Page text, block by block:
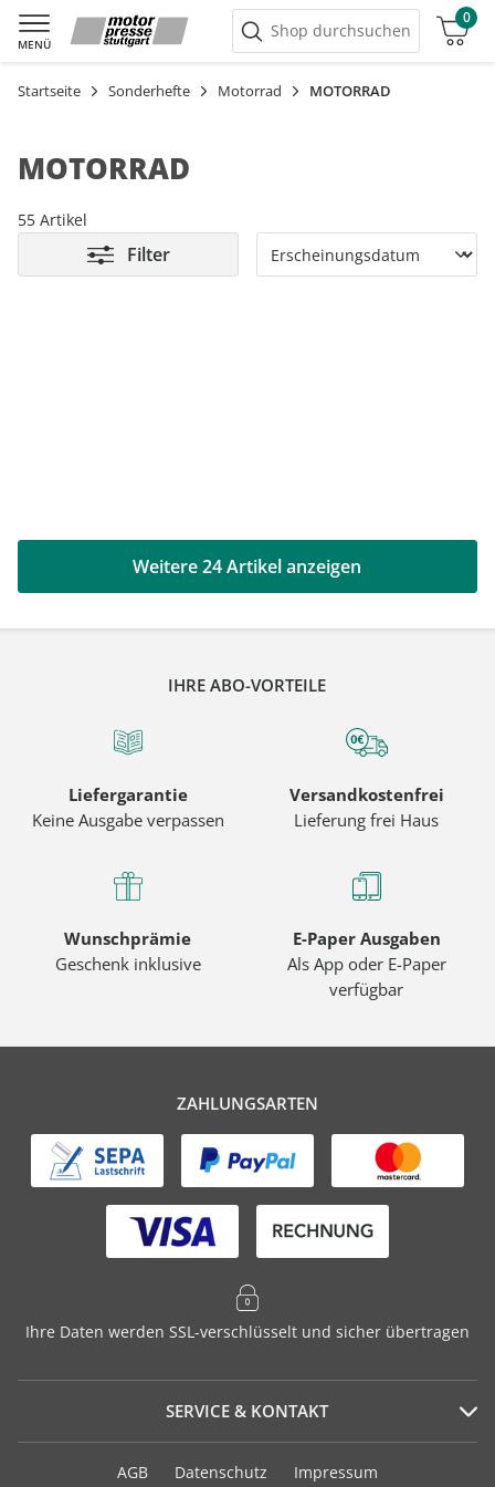
MENÜ
Shop durchsuchen
0
Warenkorb
Startseite Sonderhefte Motorrad MOTORRAD
MOTORRAD
55 Artikel
Filter
Weitere 24 Artikel anzeigen
IHRE ABO-VORTEILE
Liefergarantie
Keine Ausgabe verpassen
Versandkostenfrei
Lieferung frei Haus
Wunschprämie
Geschenk inklusive
E-Paper Ausgaben
Als App oder E-Paper
verfügbar
ZAHLUNGSARTEN
Ihre Daten werden SSL-verschlüsselt und sicher übertragen
SERVICE & KONTAKT
Serviceportal
AGB Datenschutz Impressum